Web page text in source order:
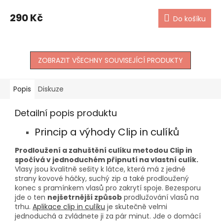
290 Kč Do košíku
ZOBRAZIT VŠECHNY SOUVISEJÍCÍ PRODUKTY
Popis Diskuze
Detailní popis produktu
Princip a výhody Clip in culíků
Prodloužení a zahuštění culíku metodou Clip in
spočívá v jednoduchém připnutí na vlastní culík.
Vlasy jsou kvalitně sešity k látce, která má z jedné
strany kovové háčky, suchý zip a také prodloužený
konec s pramínkem vlasů pro zakrytí spoje. Bezesporu
jde o ten nejšetrnější způsob prodlužování vlasů na
trhu. Aplikace clip in culíku je skutečně velmi
jednoduchá a zvládnete ji za pár minut. Jde o domácí